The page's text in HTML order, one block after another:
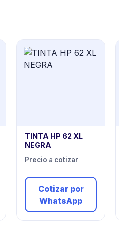
TINTA HP 62 XL
NEGRA
Precio a cotizar
Cotizar por
WhatsApp